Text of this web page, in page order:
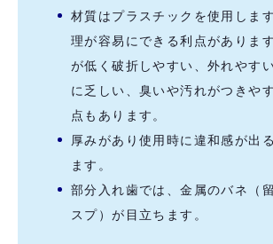
材質はプラスチックを使用しま
理が容易にできる利点がありま
が低く破折しやすい、外れやす
に乏しい、臭いや汚れがつきや
点もあります。
厚みがあり使用時に違和感が出
ます。
部分入れ歯では、金属のバネ（
スプ）が目立ちます。